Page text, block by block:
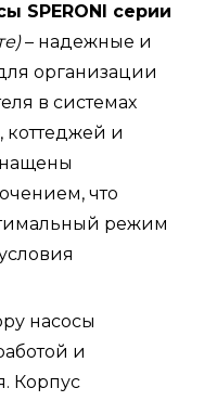
SPERONI серии
– надежные и
организации
в системах
и
что
режим
насосы
и
Корпус